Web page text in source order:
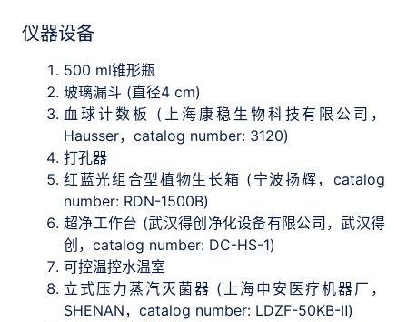
仪器设备
500 ml锥形瓶
玻璃漏斗 (直径4 cm)
血球计数板 (上海康稳生物科技有限公司，
Hausser，catalog number: 3120)
打孔器
红蓝光组合型植物生长箱 (宁波扬辉，catalog
number: RDN-1500B)
超净工作台 (武汉得创净化设备有限公司，武汉得
创，catalog number: DC-HS-1)
可控温控水温室
立式压力蒸汽灭菌器 (上海申安医疗机器厂，
SHENAN，catalog number: LDZF-50KB-Ⅱ)